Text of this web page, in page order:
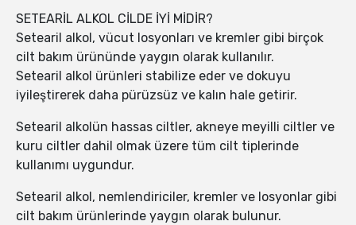
SETEARİL ALKOL CİLDE İYİ MİDİR?
Setearil alkol, vücut losyonları ve kremler gibi birçok
cilt bakım ürününde yaygın olarak kullanılır.
Setearil alkol ürünleri stabilize eder ve dokuyu
iyileştirerek daha pürüzsüz ve kalın hale getirir.
Setearil alkolün hassas ciltler, akneye meyilli ciltler ve
kuru ciltler dahil olmak üzere tüm cilt tiplerinde
kullanımı uygundur.
Setearil alkol, nemlendiriciler, kremler ve losyonlar gibi
cilt bakım ürünlerinde yaygın olarak bulunur.